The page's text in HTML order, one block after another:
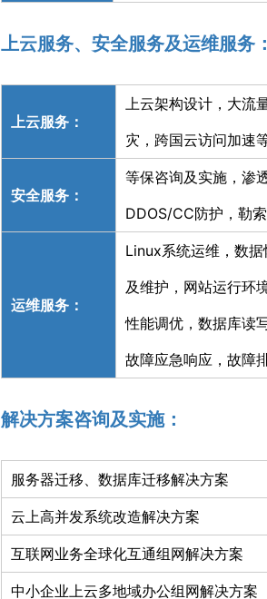
上云服务、安全服务及运维服务：
上云服务：
上云架构设计，大流
灾，跨国云访问加速
安全服务：
等保咨询及实施，渗
DDOS/CC防护，勒
运维服务：
Linux系统运维，数
及维护，网站运行环
性能调优，数据库读
故障应急响应，故障
解决方案咨询及实施：
服务器迁移、数据库迁移解决方案
云上高并发系统改造解决方案
互联网业务全球化互通组网解决方案
中小企业上云多地域办公组网解决方案